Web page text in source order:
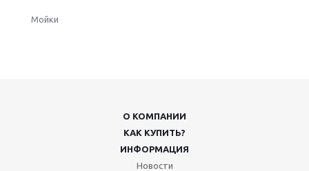
Мойки
О КОМПАНИИ
КАК КУПИТЬ?
ИНФОРМАЦИЯ
Новости